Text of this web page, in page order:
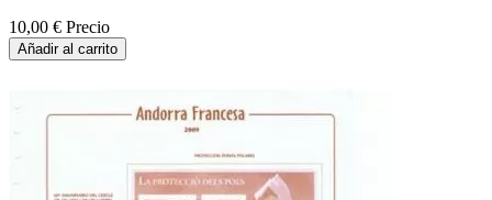
10,00 € Precio
Añadir al carrito